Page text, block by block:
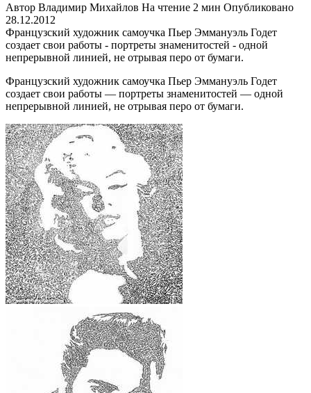
Автор Владимир Михайлов На чтение 2 мин Опубликовано
28.12.2012
Французский художник самоучка Пьер Эммануэль Годет
создает свои работы - портреты знаменитостей - одной
непрерывной линией, не отрывая перо от бумаги.
Французский художник самоучка Пьер Эммануэль Годет
создает свои работы — портреты знаменитостей — одной
непрерывной линией, не отрывая перо от бумаги.